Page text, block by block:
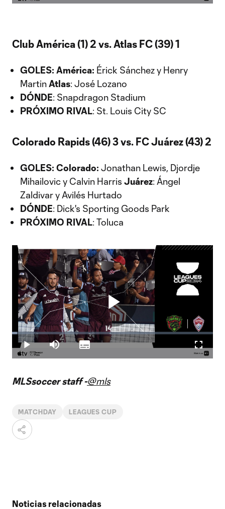
Club América (1) 2 vs. Atlas FC (39) 1
GOLES: América: Érick Sánchez y Henry
MartinAtlas: José Lozano
DÓNDE: Snapdragon Stadium
PRÓXIMO RIVAL: St. Louis City SC
Colorado Rapids (46) 3 vs. FC Juárez (43) 2
GOLES: Colorado: Jonathan Lewis, Djordje
Mihailovic y Calvin Harris Juárez: Ángel
Zaldivar y Avilés Hurtado
DÓNDE: Dick's Sporting Goods Park
PRÓXIMO RIVAL: Toluca
Play
Play Mute
Loaded:
2.46%
Subtitles
MLSsoccer staff -@mls
MATCHDAY LEAGUES CUP
Noticias relacionadas